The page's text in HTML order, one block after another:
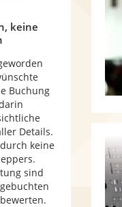
keine
Buchung
Details.
keine
sind